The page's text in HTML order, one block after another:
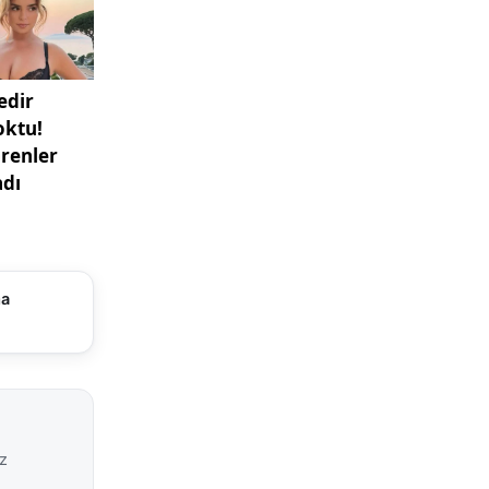
açık
ilgili
hava
ne